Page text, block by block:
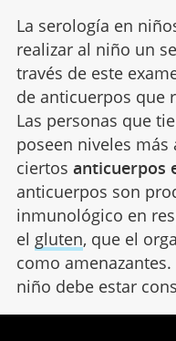
La serología en
realizar al niño un
través de este
de anticuerpos que
Las personas que
poseen niveles
ciertos anticuerpos
anticuerpos son
inmunológico en
el gluten, que el
como
niño debe estar